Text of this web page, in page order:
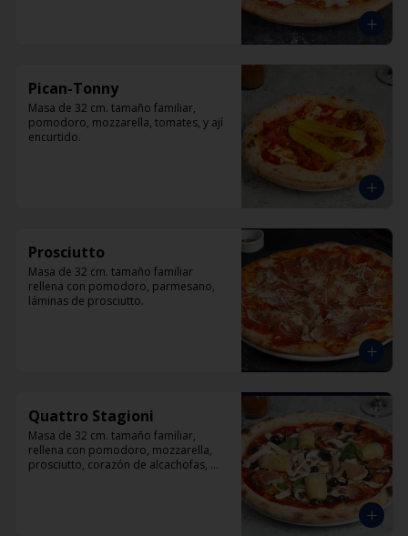
Pican-Tonny
Masa de 32 cm. tamaño familiar,
pomodoro, mozzarella, tomates, y ají
encurtido.
Prosciutto
Masa de 32 cm. tamaño familiar
rellena con pomodoro, parmesano,
láminas de prosciutto.
Quattro Stagioni
Masa de 32 cm. tamaño familiar,
rellena con pomodoro, mozzarella,
prosciutto, corazón de alcachofas,